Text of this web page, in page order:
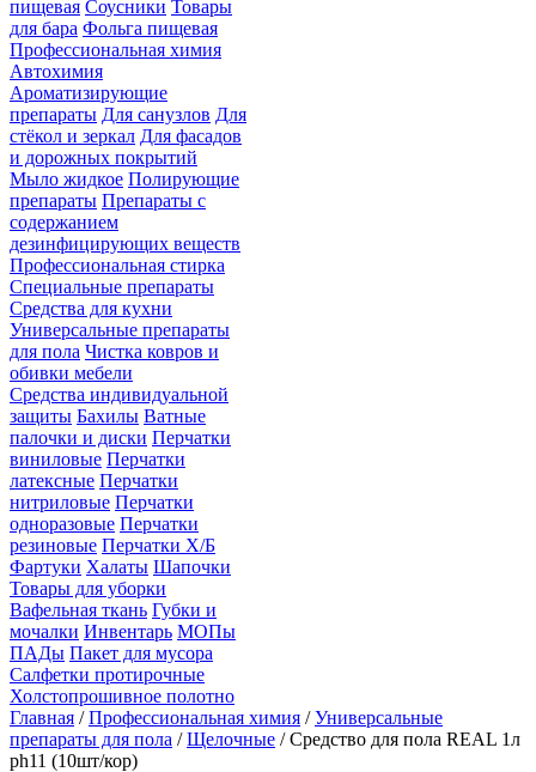
пищевая Соусники Товары
для бара Фольга пищевая
Профессиональная химия
Автохимия
Ароматизирующие
препараты Для санузлов Для
стёкол и зеркал Для фасадов
и дорожных покрытий
Мыло жидкое Полирующие
препараты Препараты с
содержанием
дезинфицирующих веществ
Профессиональная стирка
Специальные препараты
Средства для кухни
Универсальные препараты
для пола Чистка ковров и
обивки мебели
Средства индивидуальной
защиты Бахилы Ватные
палочки и диски Перчатки
виниловые Перчатки
латексные Перчатки
нитриловые Перчатки
одноразовые Перчатки
резиновые Перчатки Х/Б
Фартуки Халаты Шапочки
Товары для уборки
Вафельная ткань Губки и
мочалки Инвентарь МОПы
ПАДы Пакет для мусора
Салфетки протирочные
Холстопрошивное полотно
Главная /Профессиональная химия /Универсальные
препараты для пола /Щелочные / Средство для пола REAL 1л
ph11 (10шт/кор)